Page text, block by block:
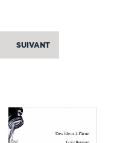
SUIVANT